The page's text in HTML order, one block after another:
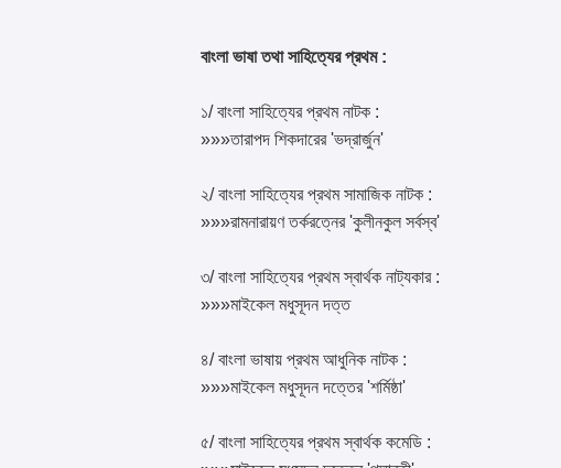
বাংলা ভাষা তথা সাহিত্যের প্রথম :
১/ বাংলা সাহিত্যের প্রথম নাটক :
»»»তারাপদ শিকদারের 'ভদ্রার্জুন'
২/ বাংলা সাহিত্যের প্রথম সামাজিক নাটক :
»»»রামনারায়ণ তর্করত্নের 'কুলীনকুল সর্বস্ব'
৩/ বাংলা সাহিত্যের প্রথম স্বার্থক নাট্যকার :
»»»মাইকেল মধুসূদন দত্ত
৪/ বাংলা ভাষায় প্রথম আধুনিক নাটক :
»»»মাইকেল মধুসূদন দত্তের 'শর্মিষ্ঠা'
৫/ বাংলা সাহিত্যের প্রথম স্বার্থক কমেডি :